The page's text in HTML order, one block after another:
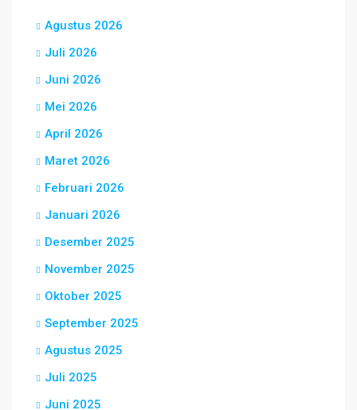
Agustus 2026
Juli 2026
Juni 2026
Mei 2026
April 2026
Maret 2026
Februari 2026
Januari 2026
Desember 2025
November 2025
Oktober 2025
September 2025
Agustus 2025
Juli 2025
Juni 2025